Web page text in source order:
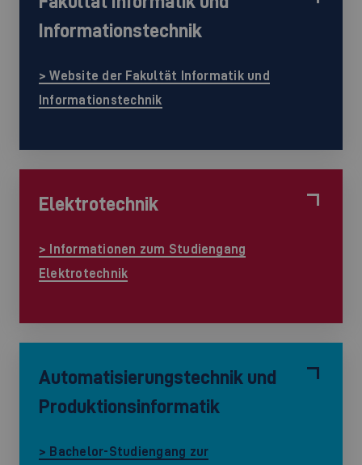
Informationstechnik
> Website der Fakultät Informatik und
Informationstechnik
Elektrotechnik
> Informationen zum Studiengang
Elektrotechnik
Automatisierungstechnik und
Produktionsinformatik
> Bachelor-Studiengang zur